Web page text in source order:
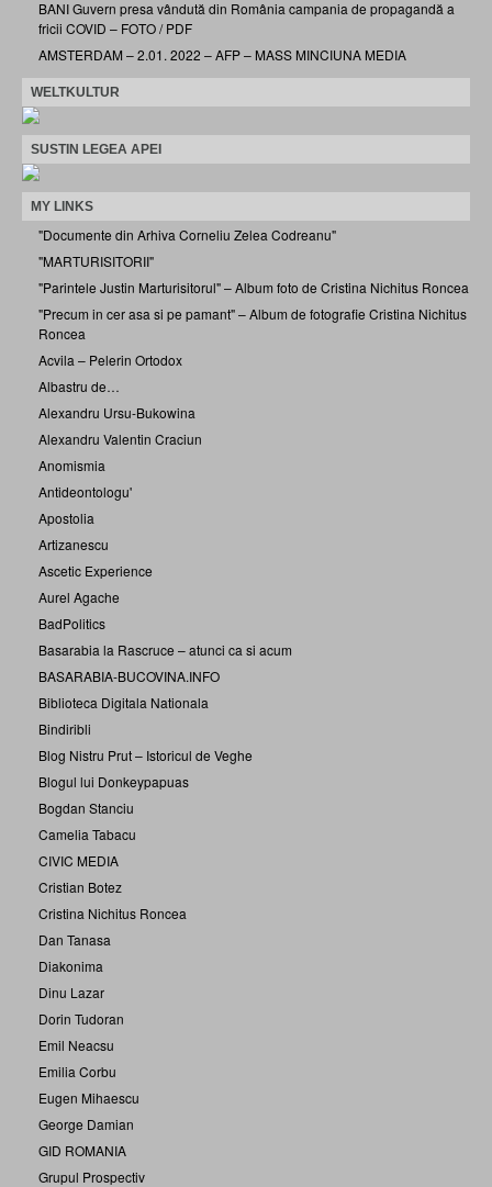
BANI Guvern presa vândută din România campania de propagandă a
fricii COVID – FOTO / PDF
AMSTERDAM – 2.01. 2022 – AFP – MASS MINCIUNA MEDIA
WELTKULTUR
SUSTIN LEGEA APEI
MY LINKS
"Documente din Arhiva Corneliu Zelea Codreanu"
"MARTURISITORII"
"Parintele Justin Marturisitorul" – Album foto de Cristina Nichitus Roncea
"Precum in cer asa si pe pamant" – Album de fotografie Cristina Nichitus
Roncea
Acvila – Pelerin Ortodox
Albastru de…
Alexandru Ursu-Bukowina
Alexandru Valentin Craciun
Anomismia
Antideontologu'
Apostolia
Artizanescu
Ascetic Experience
Aurel Agache
BadPolitics
Basarabia la Rascruce – atunci ca si acum
BASARABIA-BUCOVINA.INFO
Biblioteca Digitala Nationala
Bindiribli
Blog Nistru Prut – Istoricul de Veghe
Blogul lui Donkeypapuas
Bogdan Stanciu
Camelia Tabacu
CIVIC MEDIA
Cristian Botez
Cristina Nichitus Roncea
Dan Tanasa
Diakonima
Dinu Lazar
Dorin Tudoran
Emil Neacsu
Emilia Corbu
Eugen Mihaescu
George Damian
GID ROMANIA
Grupul Prospectiv